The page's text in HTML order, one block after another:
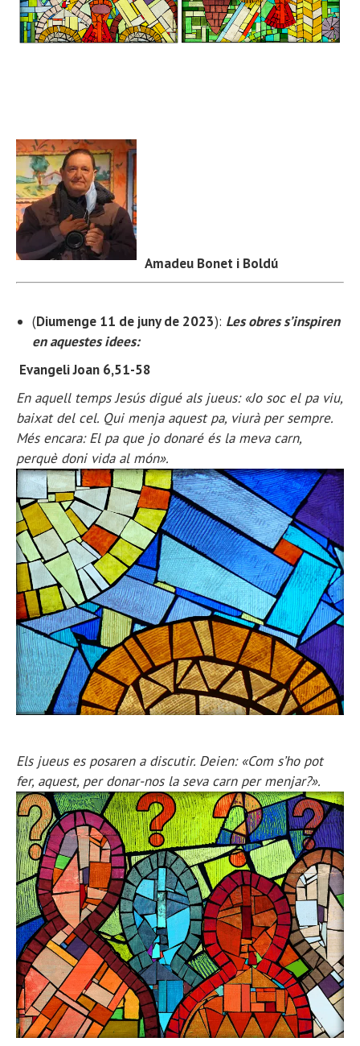
Amadeu Bonet i Boldú
(Diumenge 11 de juny de 2023): Les obres s’inspiren
en aquestes idees:
Evangeli Joan 6,51-58
En aquell temps Jesús digué als jueus: «Jo soc el pa viu,
baixat del cel. Qui menja aquest pa, viurà per sempre.
Més encara: El pa que jo donaré és la meva carn,
perquè doni vida al món».
Els jueus es posaren a discutir. Deien: «Com s’ho pot
fer, aquest, per donar-nos la seva carn per menjar?».